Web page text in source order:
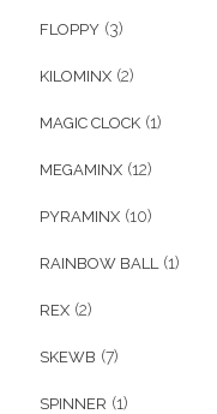
FLOPPY (3)
KILOMINX (2)
MAGIC CLOCK (1)
MEGAMINX (12)
PYRAMINX (10)
RAINBOW BALL (1)
REX (2)
SKEWB (7)
SPINNER (1)